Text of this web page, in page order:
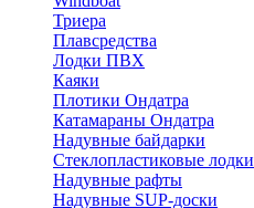
Триера
Плавсредства
Лодки ПВХ
Каяки
Плотики Ондатра
Катамараны Ондатра
Надувные байдарки
Стеклопластиковые лодки
Надувные рафты
Надувные SUP-доски